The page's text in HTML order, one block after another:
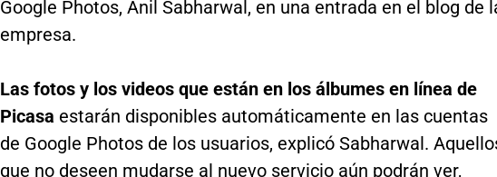
Google Photos, Anil Sabharwal, en una entrada en el blog de
empresa.
Las fotos y los videos que están en los álbumes en línea de
Picasa estarán disponibles automáticamente en las cuentas
de Google Photos de los usuarios, explicó Sabharwal.
que no deseen mudarse al nuevo servicio aún podrán ver,